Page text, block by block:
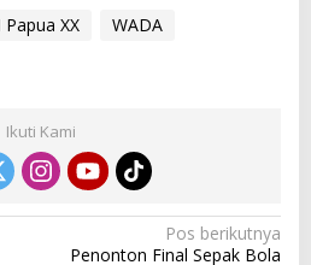
Papua XX
WADA
Ikuti Kami
Pos berikutnya
Penonton Final Sepak Bola